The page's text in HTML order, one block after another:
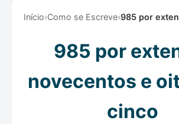
Início›Como se Escreve›985 por
985 por
novecentos e
cinco